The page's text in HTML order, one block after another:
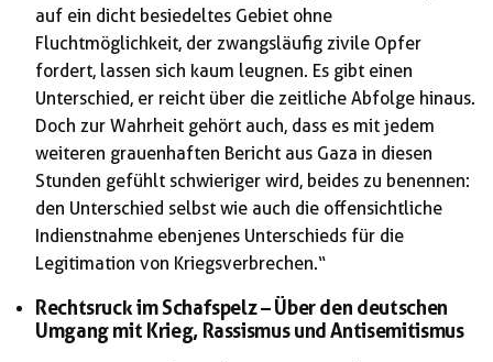
auf ein dicht besiedeltes Gebiet ohne
Fluchtmöglichkeit, der zwangsläufig zivile Opfer
fordert, lassen sich kaum leugnen. Es gibt einen
Unterschied, er reicht über die zeitliche Abfolge hinaus.
Doch zur Wahrheit gehört auch, dass es mit jedem
weiteren grauenhaften Bericht aus Gaza in diesen
Stunden gefühlt schwieriger wird, beides zu benennen:
den Unterschied selbst wie auch die offensichtliche
Indienstnahme ebenjenes Unterschieds für die
Legitimation von Kriegsverbrechen.“
Rechtsruck im Schafspelz – Über den deutschen
Umgang mit Krieg, Rassismus und Antisemitismus